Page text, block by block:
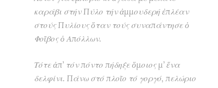
καράβι στήν Πύλο τήν ἀμμουδερή ἐπλέαν
στούς Πυλίους ὅταν τούς συναπάντησε ὁ
Φοῖβος ὁ Απόλλων.
Τότε ἀπ’ τόν πόντο πήδηξε ὅμοιος μ’ ἕνα
δελφίνι. Πάνω στό πλοῖο τό γοργό, πελώριο